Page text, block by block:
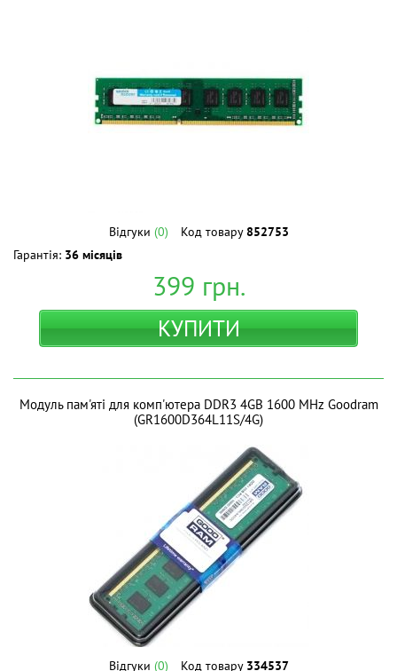
Відгуки (0) Код товару852753
Гарантія: 36 місяців
399 грн.
КУПИТИ
Модуль пам'яті для комп'ютера DDR3 4GB 1600 MHz Goodram
(GR1600D364L11S/4G)
Відгуки (0) Код товару 334537